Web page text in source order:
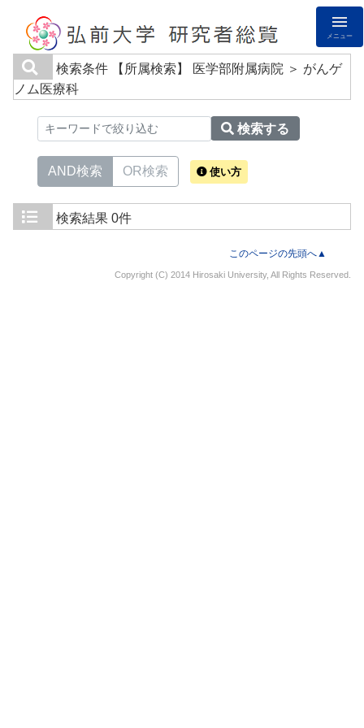
メニュー
検索条件
【所属検索】 医学部附属病院 ＞ がんゲ
ノム医療科
検索する
AND検索 OR検索 使い方
検索結果 0件
このページの先頭へ▲
Copyright (C) 2014 Hirosaki University, All Rights Reserved.